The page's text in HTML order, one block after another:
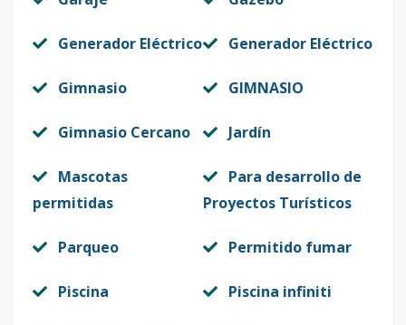
Generador Eléctrico Generador Eléctrico
Gimnasio GIMNASIO
Gimnasio Cercano Jardín
Mascotas
permitidas
Para desarrollo de
Proyectos Turísticos
Parqueo Permitido fumar
Piscina Piscina infiniti